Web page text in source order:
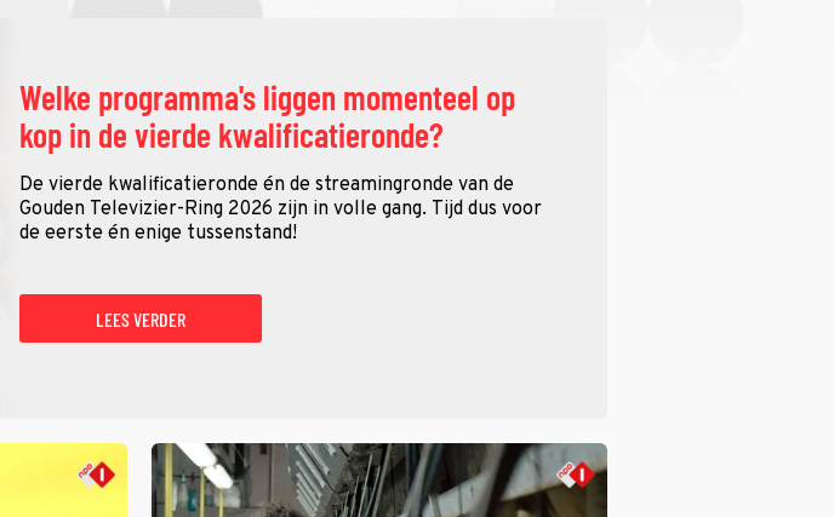
Welke programma's liggen momenteel op
kop in de vierde kwalificatieronde?
De vierde kwalificatieronde én de streamingronde van de
Gouden Televizier-Ring 2026 zijn in volle gang. Tijd dus voor
de eerste én enige tussenstand!
LEES VERDER